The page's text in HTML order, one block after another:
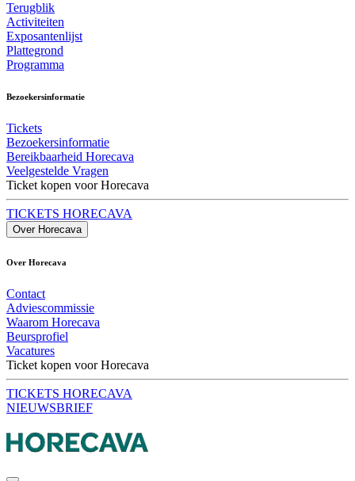
Terugblik
Activiteiten
Exposantenlijst
Plattegrond
Programma
Bezoekersinformatie
Tickets
Bezoekersinformatie
Bereikbaarheid Horecava
Veelgestelde Vragen
Ticket kopen voor Horecava
TICKETS HORECAVA
Over Horecava
Over Horecava
Contact
Adviescommissie
Waarom Horecava
Beursprofiel
Vacatures
Ticket kopen voor Horecava
TICKETS HORECAVA
NIEUWSBRIEF